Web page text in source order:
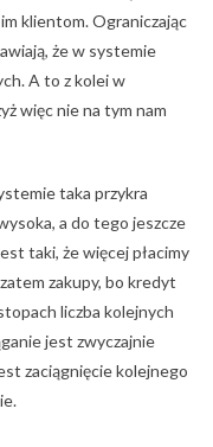
klientom. Ograniczając
że w systemie
A to z kolei w
więc nie na tym nam
taka przykra
a do tego jeszcze
taki, że więcej płacimy
zakupy, bo kredyt
liczba kolejnych
jest zwyczajnie
zaciągnięcie kolejnego